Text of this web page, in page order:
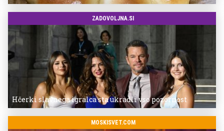
ZADOVOLJNA.SI
Hčerki slavnega igralca sta ukradli vso pozornost
MOSKISVET.COM